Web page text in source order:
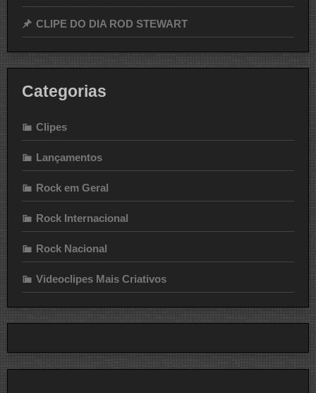
CLIPE DO DIA ROD STEWART
Categorias
Clipes
Lançamentos
Rock em Geral
Rock Internacional
Rock Nacional
Videoclipes Mais Criativos